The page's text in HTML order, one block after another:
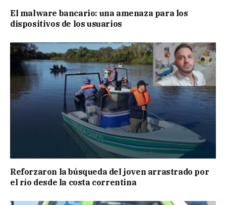
El malware bancario: una amenaza para los
dispositivos de los usuarios
Reforzaron la búsqueda del joven arrastrado por
el río desde la costa correntina